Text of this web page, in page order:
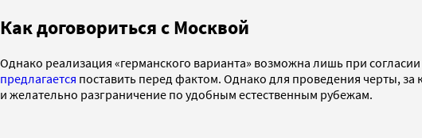
Как договориться с Москвой
Однако реализация «германского варианта» возможна лишь при
предлагается поставить перед фактом. Однако для проведения черты,
и желательно разграничение по удобным естественным рубежам.